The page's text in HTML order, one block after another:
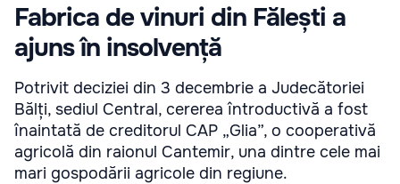
Fabrica de vinuri din Fălești a
ajuns în insolvență
Potrivit deciziei din 3 decembrie a Judecătoriei
Bălți, sediul Central, cererea întroductivă a fost
înaintată de creditorul CAP „Glia”, o cooperativă
agricolă din raionul Cantemir, una dintre cele mai
mari gospodării agricole din regiune.